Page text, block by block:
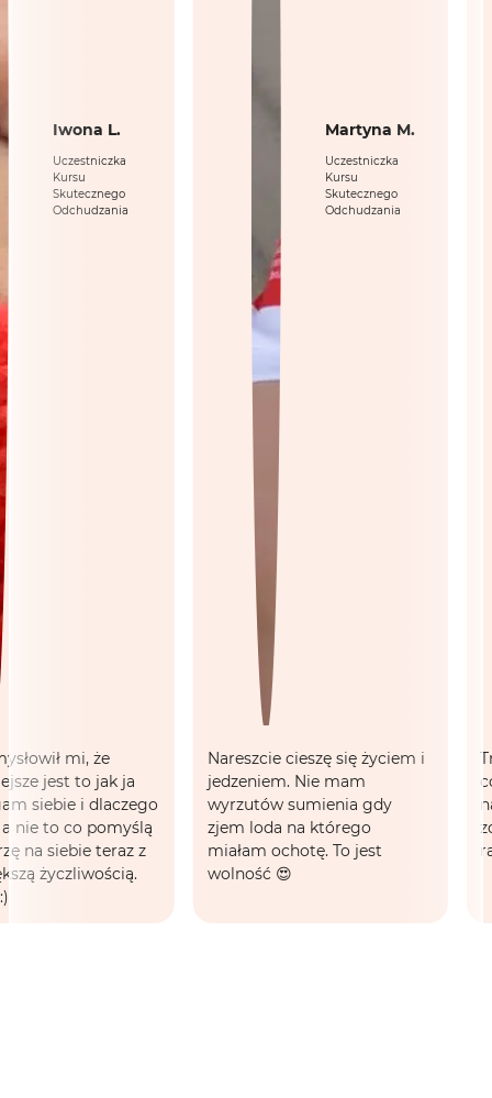
Iwona L.
Uczestniczka
Kursu
Skutecznego
Odchudzania
mi, że
jest to jak ja
siebie i dlaczego
to co pomyślą
na siebie teraz z
życzliwością.
Martyna M.
Uczestniczka
Kursu
Skutecznego
Odchudzania
Nareszcie cieszę się życiem i
jedzeniem. Nie mam
wyrzutów sumienia gdy
zjem loda na którego
miałam ochotę. To jest
wolność 😍